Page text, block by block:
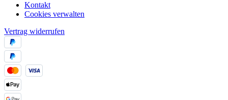
Kontakt
Cookies verwalten
Vertrag widerrufen